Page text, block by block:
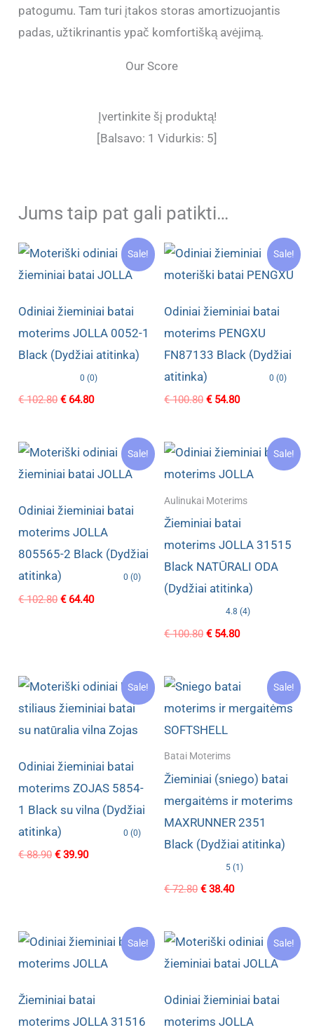
patogumu. Tam turi įtakos storas amortizuojantis
padas, užtikrinantis ypač komfortišką avėjimą.
Our Score
Įvertinkite šį produktą!
[Balsavo: 1 Vidurkis: 5]
Jums taip pat gali patikti…
Sale!
Odiniai žieminiai batai
moterims JOLLA 0052-1
Black (Dydžiai atitinka)
0 (0)
€102.80 Original
€64.80Current
€ 64.80.
Sale!
Odiniai žieminiai batai
moterims PENGXU
FN87133 Black (Dydžiai
atitinka)
0 (0)
€100.80 Original
€54.80Current
€ 54.80.
Sale!
Odiniai žieminiai batai
moterims JOLLA
805565-2 Black (Dydžiai
atitinka)
0 (0)
€102.80 Original
€64.40Current
Sale!
Aulinukai Moterims
Žieminiai batai
moterims JOLLA 31515
Black NATŪRALI ODA
(Dydžiai atitinka)
4.8 (4)
€100.80 Original
€54.80Current
€ 54.80.
Sale!
Odiniai žieminiai batai
moterims ZOJAS 5854-
1 Black su vilna (Dydžiai
atitinka)
0 (0)
€88.90 Original
€39.90Current
Sale!
Batai Moterims
Žieminiai (sniego) batai
mergaitėms ir moterims
MAXRUNNER 2351
Black (Dydžiai atitinka)
5 (1)
€72.80 Original
€38.40Current
Sale!
Žieminiai batai
moterims JOLLA 31516
Sale!
Odiniai žieminiai batai
moterims JOLLA